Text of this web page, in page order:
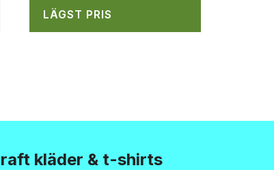
LÄGST PRIS
kläder & t-shirts